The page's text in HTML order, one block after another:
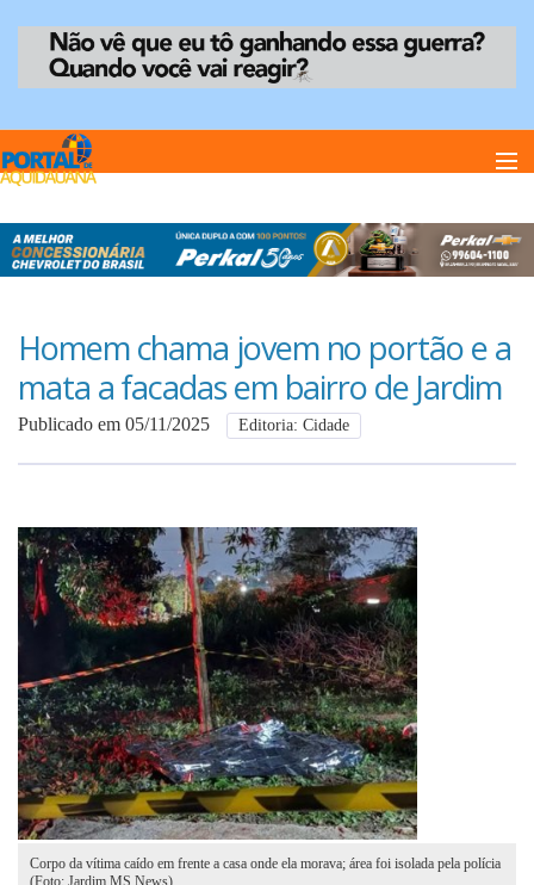
Home
Anuncie
Anuncie
Fale Conosco
Homem chama jovem no portão e a
mata a facadas em bairro de Jardim
Publicado em 05/11/2025 Editoria: Cidade
Corpo da vítima caído em frente a casa onde ela morava; área foi isolada pela polícia